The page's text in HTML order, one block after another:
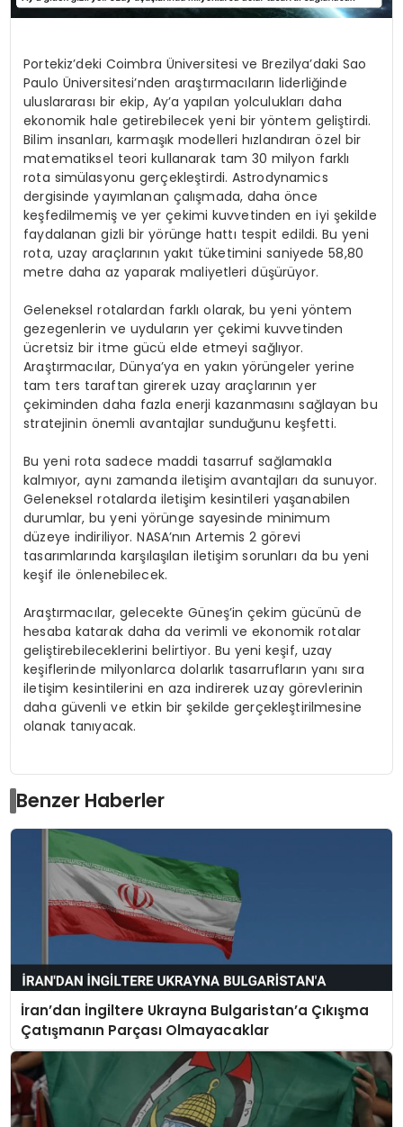
Portekiz’deki Coimbra Üniversitesi ve Brezilya’daki Sao
Paulo Üniversitesi’nden araştırmacıların liderliğinde
uluslararası bir ekip, Ay’a yapılan yolculukları daha
ekonomik hale getirebilecek yeni bir yöntem geliştirdi.
Bilim insanları, karmaşık modelleri hızlandıran özel bir
matematiksel teori kullanarak tam 30 milyon farklı
rota simülasyonu gerçekleştirdi. Astrodynamics
dergisinde yayımlanan çalışmada, daha önce
keşfedilmemiş ve yer çekimi kuvvetinden en iyi şekilde
faydalanan gizli bir yörünge hattı tespit edildi. Bu yeni
rota, uzay araçlarının yakıt tüketimini saniyede 58,80
metre daha az yaparak maliyetleri düşürüyor.
Geleneksel rotalardan farklı olarak, bu yeni yöntem
gezegenlerin ve uyduların yer çekimi kuvvetinden
ücretsiz bir itme gücü elde etmeyi sağlıyor.
Araştırmacılar, Dünya’ya en yakın yörüngeler yerine
tam ters taraftan girerek uzay araçlarının yer
çekiminden daha fazla enerji kazanmasını sağlayan bu
stratejinin önemli avantajlar sunduğunu keşfetti.
Bu yeni rota sadece maddi tasarruf sağlamakla
kalmıyor, aynı zamanda iletişim avantajları da sunuyor.
Geleneksel rotalarda iletişim kesintileri yaşanabilen
durumlar, bu yeni yörünge sayesinde minimum
düzeye indiriliyor. NASA’nın Artemis 2 görevi
tasarımlarında karşılaşılan iletişim sorunları da bu yeni
keşif ile önlenebilecek.
Araştırmacılar, gelecekte Güneş’in çekim gücünü de
hesaba katarak daha da verimli ve ekonomik rotalar
geliştirebileceklerini belirtiyor. Bu yeni keşif, uzay
keşiflerinde milyonlarca dolarlık tasarrufların yanı sıra
iletişim kesintilerini en aza indirerek uzay görevlerinin
daha güvenli ve etkin bir şekilde gerçekleştirilmesine
olanak tanıyacak.
Benzer Haberler
İran’dan İngiltere Ukrayna Bulgaristan’a Çıkışma
Çatışmanın Parçası Olmayacaklar